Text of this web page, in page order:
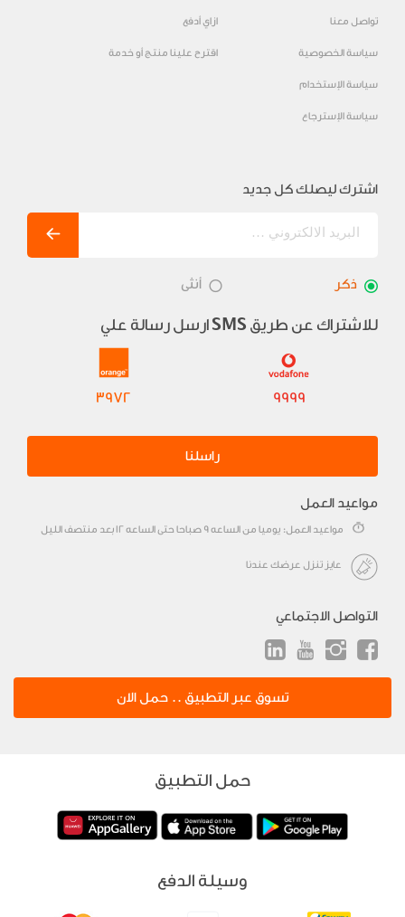
تواصل معنا
سياسة الخصوصية
سياسة الإستخدام
سياسة الإسترجاع
ازاي أدفع
اقترح علينا منتج أو خدمة
اشترك ليصلك كل جديد
ذكر أنثى
للاشتراك عن طريق SMS ارسل رسالة علي
9999
3972
راسلنا
مواعيد العمل
مواعيد العمل: يوميا من الساعه 9 صباحا حتى الساعه 12 بعد منتصف الليل
عايز تنزل عرضك عندنا
التواصل الاجتماعي
تسوق عبر التطبيق .. حمل الان
حمل التطبيق
وسيلة الدفع